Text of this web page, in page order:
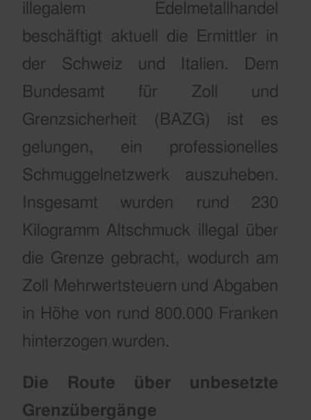
illegalem Edelmetallhandel
beschäftigt aktuell die Ermittler in
der Schweiz und Italien. Dem
Bundesamt für Zoll und
Grenzsicherheit (BAZG) ist es
gelungen, ein professionelles
Schmuggelnetzwerk auszuheben.
Insgesamt wurden rund 230
Kilogramm Altschmuck illegal über
die Grenze gebracht, wodurch am
Zoll Mehrwertsteuern und Abgaben
in Höhe von rund 800.000 Franken
hinterzogen wurden.
Die Route über unbesetzte
Grenzübergänge